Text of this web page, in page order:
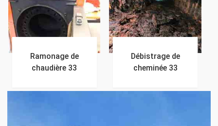
Ramonage de
chaudière 33
Débistrage de
cheminée 33